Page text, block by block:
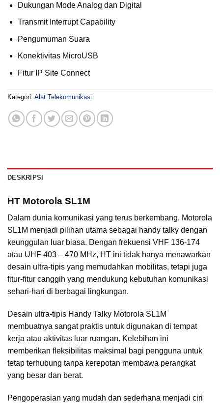
Dukungan Mode Analog dan Digital
Transmit Interrupt Capability
Pengumuman Suara
Konektivitas MicroUSB
Fitur IP Site Connect
Kategori: Alat Telekomunikasi
DESKRIPSI
HT Motorola SL1M
Dalam dunia komunikasi yang terus berkembang, Motorola
SL1M menjadi pilihan utama sebagai handy talky dengan
keunggulan luar biasa. Dengan frekuensi VHF 136-174
atau UHF 403 – 470 MHz, HT ini tidak hanya menawarkan
desain ultra-tipis yang memudahkan mobilitas, tetapi juga
fitur-fitur canggih yang mendukung kebutuhan komunikasi
sehari-hari di berbagai lingkungan.
Desain ultra-tipis Handy Talky Motorola SL1M
membuatnya sangat praktis untuk digunakan di tempat
kerja atau aktivitas luar ruangan. Kelebihan ini
memberikan fleksibilitas maksimal bagi pengguna untuk
tetap terhubung tanpa kerepotan membawa perangkat
yang besar dan berat.
Pengoperasian yang mudah dan sederhana menjadi ciri